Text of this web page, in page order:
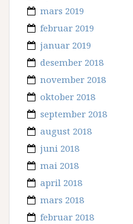
mars 2019
februar 2019
januar 2019
desember 2018
november 2018
oktober 2018
september 2018
august 2018
juni 2018
mai 2018
april 2018
mars 2018
februar 2018